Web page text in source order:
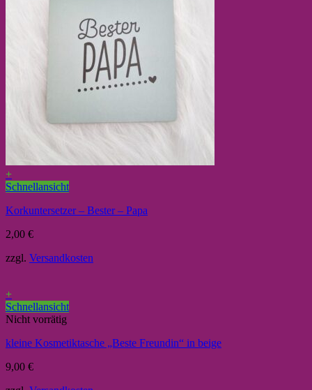
+
Schnellansicht
Korkuntersetzer – Bester – Papa
2,00 €
zzgl. Versandkosten
+
Schnellansicht
Nicht vorrätig
kleine Kosmetiktasche „Beste Freundin“ in beige
9,00 €